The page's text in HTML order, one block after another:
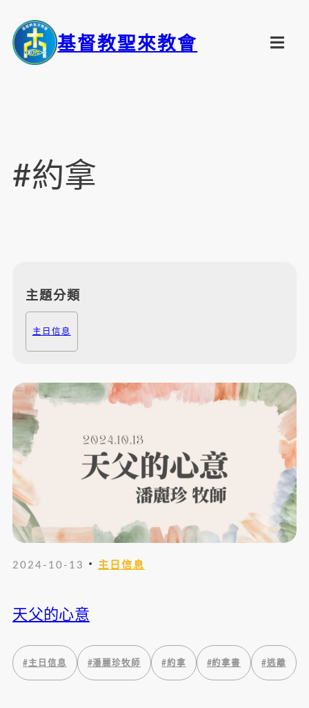
基督教聖來教會
#約拿
主題分類
主日信息
2024-10-13 ・ 主日信息
天父的心意
#主日信息 #潘麗珍牧師 #約拿 #約拿書 #逃離